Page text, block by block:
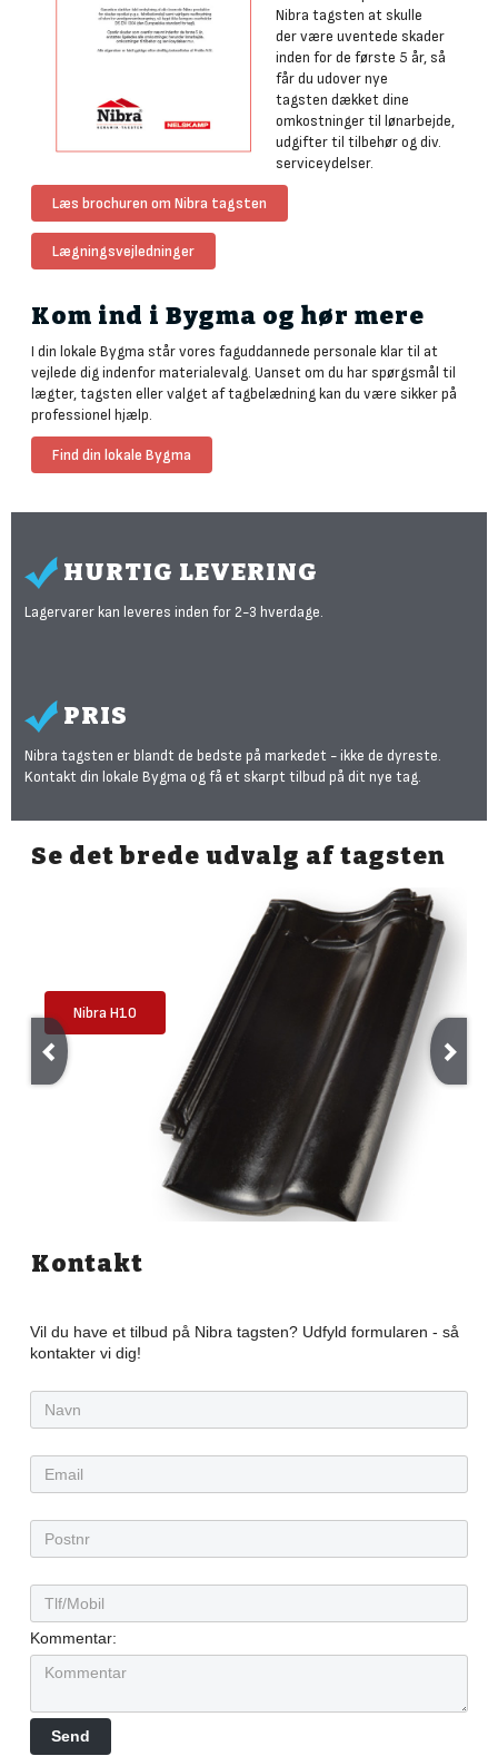
Nibra tagsten at skulle
der være uventede skader
inden for de første 5 år, så
får du udover nye
tagsten dækket dine
omkostninger til lønarbejde,
udgifter til tilbehør og div.
serviceydelser.
Læs brochuren om Nibra tagsten
Lægningsvejledninger
Kom ind i Bygma og hør mere
I din lokale Bygma står vores faguddannede personale klar til at
vejlede dig indenfor materialevalg. Uanset om du har spørgsmål til
lægter, tagsten eller valget af tagbelædning kan du være sikker på
professionel hjælp.
Find din lokale Bygma
HURTIG LEVERING
Lagervarer kan leveres inden for 2-3 hverdage.
PRIS
Nibra tagsten er blandt de bedste på markedet - ikke de dyreste.
Kontakt din lokale Bygma og få et skarpt tilbud på dit nye tag.
Se det brede udvalg af tagsten
Nibra H10
Kontakt
Vil du have et tilbud på Nibra tagsten? Udfyld formularen - så
kontakter vi dig!
Kommentar: